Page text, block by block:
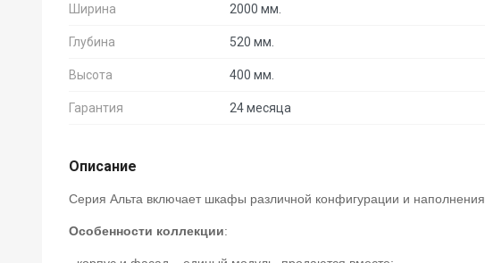
Ширина 2000 мм.
Глубина 520 мм.
Высота 400 мм.
Гарантия 24 месяца
Описание
Серия Альта включает шкафы различной конфигурации и наполнения.
Особенности коллекции: